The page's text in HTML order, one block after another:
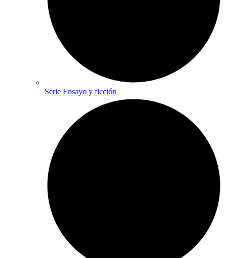
Serie Ensayo y ficción